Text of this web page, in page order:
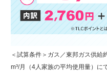
＜試算条件＞ガス／東邦ガス供給
m³/月（4人家族の平均使用量）に